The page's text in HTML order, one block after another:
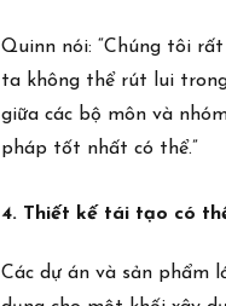
Quinn nói: “Chúng tôi
ta không thể rút lui
giữa các bộ môn và
pháp tốt nhất có thể.”
4. Thiết kế tái tạo có
Các dự án và sản phẩm